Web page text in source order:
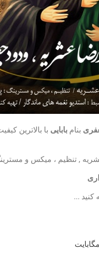
بنام بابایی با بالاترین
, تنظیم ، میکس و
کنید …